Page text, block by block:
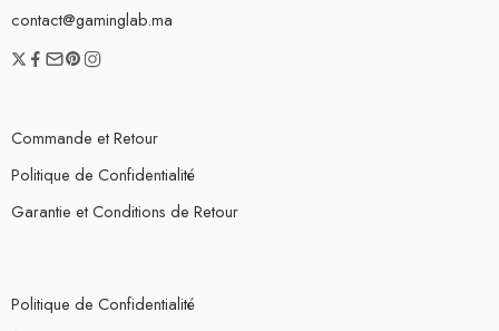
contact@gaminglab.ma
Commande et Retour
Politique de Confidentialité
Garantie et Conditions de Retour
Politique de Confidentialité